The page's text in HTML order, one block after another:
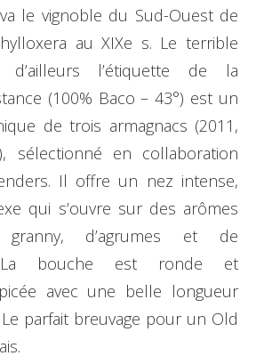
le vignoble du Sud-Ouest de
au XIXe s. Le terrible
d’ailleurs l’étiquette de la
(100% Baco – 43°) est un
de trois armagnacs (2011,
sélectionné en collaboration
Il offre un nez intense,
qui s’ouvre sur des arômes
d’agrumes et de
La bouche est ronde et
avec une belle longueur
parfait breuvage pour un Old